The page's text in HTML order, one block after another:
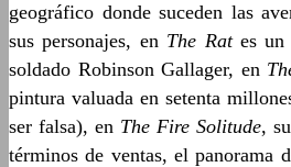
geográfico donde suceden las
sus personajes, en The Rates un
soldado Robinson Gallager, en
pintura valuada en setenta
ser falsa), en The Fire Solitude,
términos de ventas, el panorama